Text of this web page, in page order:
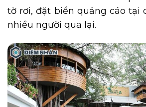
tờ rơi, đặt biển quảng cáo tại
nhiều người qua lại.